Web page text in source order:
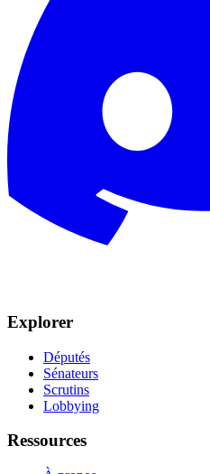
Explorer
Députés
Sénateurs
Scrutins
Lobbying
Ressources